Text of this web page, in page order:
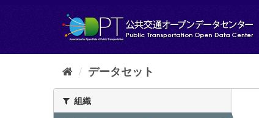
し
データセット
組織